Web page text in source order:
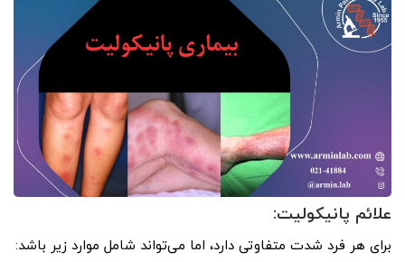
علائم پانیکولیت:
برای هر فرد شدت متفاوتی دارد، اما می‌تواند شامل موارد زیر باشد: